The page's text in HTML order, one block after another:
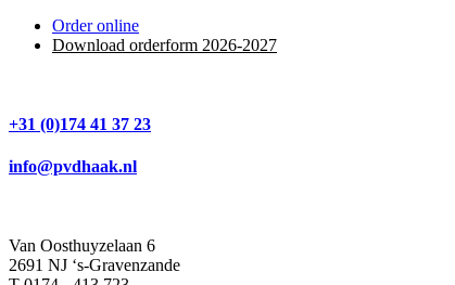
Order online
Download orderform 2026-2027
+31 (0)174 41 37 23
info@pvdhaak.nl
Van Oosthuyzelaan 6
2691 NJ ‘s-Gravenzande